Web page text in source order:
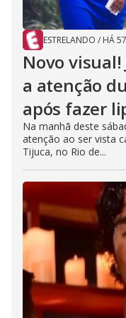
ESTRELANDO / HÁ
Novo
a atenção
após fazer
Na manhã deste
atenção ao ser vista
Tijuca, no Rio de...